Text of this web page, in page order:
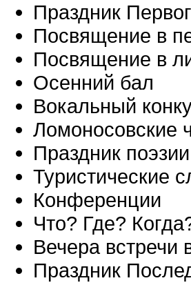
Праздник
Посвящение в
Посвящение в
Осенний бал
Вокальный
Ломоносовские
Праздник
Туристические
Конференции
Что? Где?
Вечера встречи
Праздник